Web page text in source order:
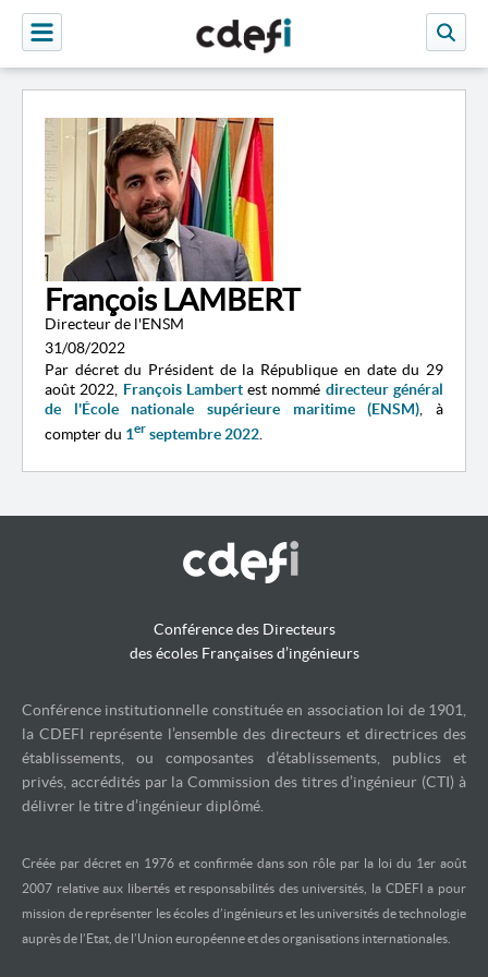
François LAMBERT
Directeur de l'ENSM
31/08/2022
Par décret du Président de la République en date du 29
août 2022, François Lambertest nommé directeur général
de l'É​cole nationale supérieure maritime (ENSM) , à
compter du 1er septembre 2022
Conférence des Directeurs
des écoles Françaises d’ingénieurs
Conférence institutionnelle constituée en association loi de 1901,
la CDEFI représente l’ensemble des directeurs et directrices des
établissements, ou composantes d’établissements, publics et
privés, accrédités par la Commission des titres d’ingénieur (CTI) à
délivrer le titre d’ingénieur diplômé.
Créée par décret en 1976 et confirmée dans son rôle par la loi du 1er août
2007 relative aux libertés et responsabilités des universités, la CDEFI a pour
mission de représenter les écoles d’ingénieurs et les universités de technologie
auprès de l’Etat, de l’Union européenne et des organisations internationales.